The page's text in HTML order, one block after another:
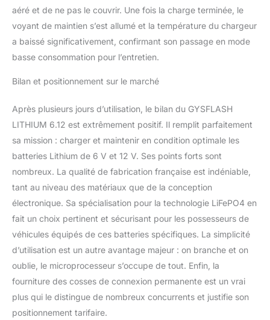
aéré et de ne pas le couvrir. Une fois la charge terminée, le
voyant de maintien s’est allumé et la température du chargeur
a baissé significativement, confirmant son passage en mode
basse consommation pour l’entretien.
Bilan et positionnement sur le marché
Après plusieurs jours d’utilisation, le bilan du GYSFLASH
LITHIUM 6.12 est extrêmement positif. Il remplit parfaitement
sa mission : charger et maintenir en condition optimale les
batteries Lithium de 6 V et 12 V. Ses points forts sont
nombreux. La qualité de fabrication française est indéniable,
tant au niveau des matériaux que de la conception
électronique. Sa spécialisation pour la technologie LiFePO4 en
fait un choix pertinent et sécurisant pour les possesseurs de
véhicules équipés de ces batteries spécifiques. La simplicité
d’utilisation est un autre avantage majeur : on branche et on
oublie, le microprocesseur s’occupe de tout. Enfin, la
fourniture des cosses de connexion permanente est un vrai
plus qui le distingue de nombreux concurrents et justifie son
positionnement tarifaire.